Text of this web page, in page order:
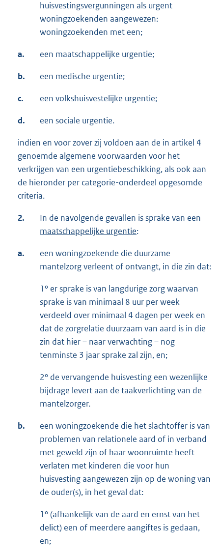
huisvestingsvergunningen als urgent
woningzoekenden aangewezen:
woningzoekenden met een;
a. een maatschappelijke urgentie;
b. een medische urgentie;
c. een volkshuisvestelijke urgentie;
d. een sociale urgentie.
indien en voor zover zij voldoen aan de in artikel 4
genoemde algemene voorwaarden voor het
verkrijgen van een urgentiebeschikking, als ook aan
de hieronder per categorie-onderdeel opgesomde
criteria.
2.
In de navolgende gevallen is sprake van een
maatschappelijke urgentie:
a.
een woningzoekende die duurzame
mantelzorg verleent of ontvangt, in die zin dat:
1° er sprake is van langdurige zorg waarvan
sprake is van minimaal 8 uur per week
verdeeld over minimaal 4 dagen per week en
dat de zorgrelatie duurzaam van aard is in die
zin dat hier – naar verwachting – nog
tenminste 3 jaar sprake zal zijn, en;
2° de vervangende huisvesting een wezenlijke
bijdrage levert aan de taakverlichting van de
mantelzorger.
b.
een woningzoekende die het slachtoffer is van
problemen van relationele aard of in verband
met geweld zijn of haar woonruimte heeft
verlaten met kinderen die voor hun
huisvesting aangewezen zijn op de woning van
de ouder(s), in het geval dat:
1° (afhankelijk van de aard en ernst van het
delict) een of meerdere aangiftes is gedaan,
en;